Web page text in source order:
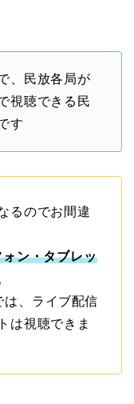
、民放各局が
視聴できる民
す
るのでお間違
ン・タブレッ
、ライブ配信
は視聴できま